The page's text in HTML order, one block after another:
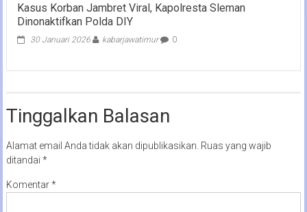
Kasus Korban Jambret Viral, Kapolresta Sleman
Dinonaktifkan Polda DIY
30 Januari 2026 kabarjawatimur 0
Tinggalkan Balasan
Alamat email Anda tidak akan dipublikasikan. Ruas yang wajib
ditandai *
Komentar*